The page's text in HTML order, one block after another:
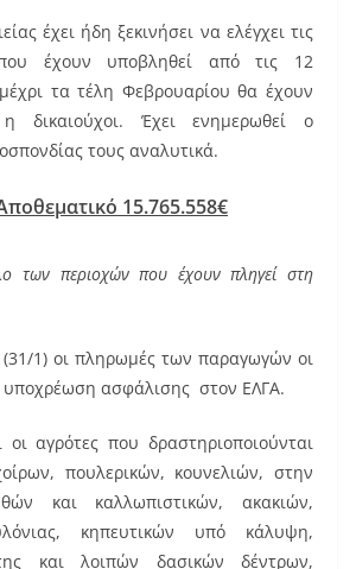
έχει ήδη ξεκινήσει να ελέγχει τις
έχουν υποβληθεί από τις 12
τα τέλη Φεβρουαρίου θα έχουν
δικαιούχοι. Έχει ενημερωθεί ο
τους αναλυτικά.
15.765.558€
των περιοχών που έχουν πληγεί στη
1) οι πληρωμές των παραγωγών οι
υποχρέωση ασφάλισης στον ΕΛΓΑ.
οι αγρότες που δραστηριοποιούνται
πουλερικών, κουνελιών, στην
και καλλωπιστικών, ακακιών,
κηπευτικών υπό κάλυψη,
και λοιπών δασικών δέντρων,